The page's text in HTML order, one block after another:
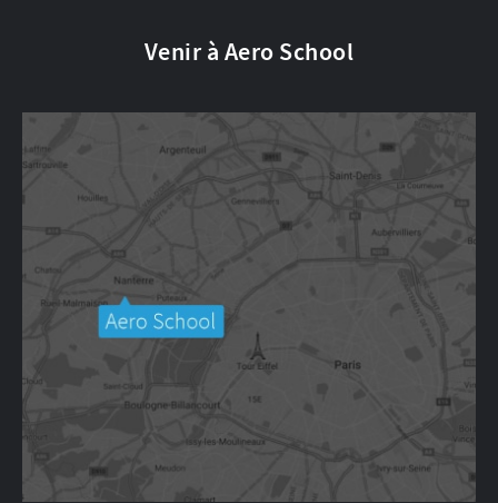
Venir à Aero School